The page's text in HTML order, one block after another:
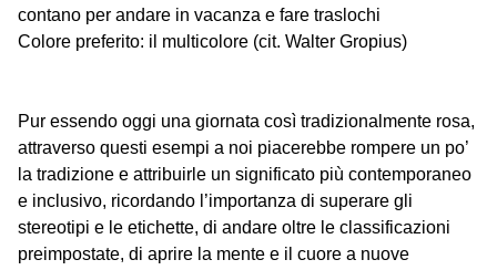
contano per andare in vacanza e fare traslochi
Colore preferito: il multicolore (cit. Walter Gropius)
Pur essendo oggi una giornata così tradizionalmente rosa,
attraverso questi esempi a noi piacerebbe rompere un po’
la tradizione e attribuirle un significato più contemporaneo
e inclusivo, ricordando l’importanza di superare gli
stereotipi e le etichette, di andare oltre le classificazioni
preimpostate, di aprire la mente e il cuore a nuove